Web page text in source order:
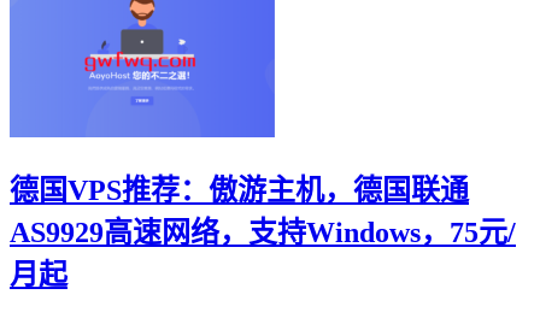
德国VPS推荐：傲游主机，德国联通
AS9929高速网络，支持Windows，75元/
月起